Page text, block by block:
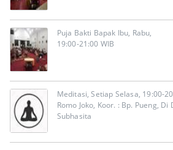
Puja Bakti Bapak Ibu, Rabu,
19:00-21:00 WIB
Meditasi, Setiap Selasa, 19:00-
Romo Joko, Koor. : Bp. Pueng,
Subhasita